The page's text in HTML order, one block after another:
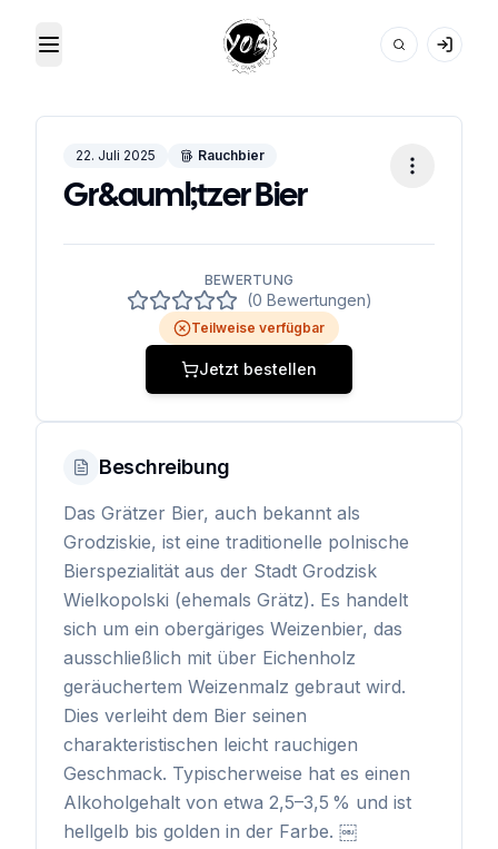
Toggle Menu Your Own Beer
22. Juli 2025 Rauchbier
Gr&auml;tzer Bier
BEWERTUNG
(0 Bewertungen)
Teilweise verfügbar
Jetzt bestellen
Beschreibung
Das Grätzer Bier, auch bekannt als
Grodziskie, ist eine traditionelle polnische
Bierspezialität aus der Stadt Grodzisk
Wielkopolski (ehemals Grätz). Es handelt
sich um ein obergäriges Weizenbier, das
ausschließlich mit über Eichenholz
geräuchertem Weizenmalz gebraut wird.
Dies verleiht dem Bier seinen
charakteristischen leicht rauchigen
Geschmack. Typischerweise hat es einen
Alkoholgehalt von etwa 2,5–3,5 % und ist
hellgelb bis golden in der Farbe. ￼